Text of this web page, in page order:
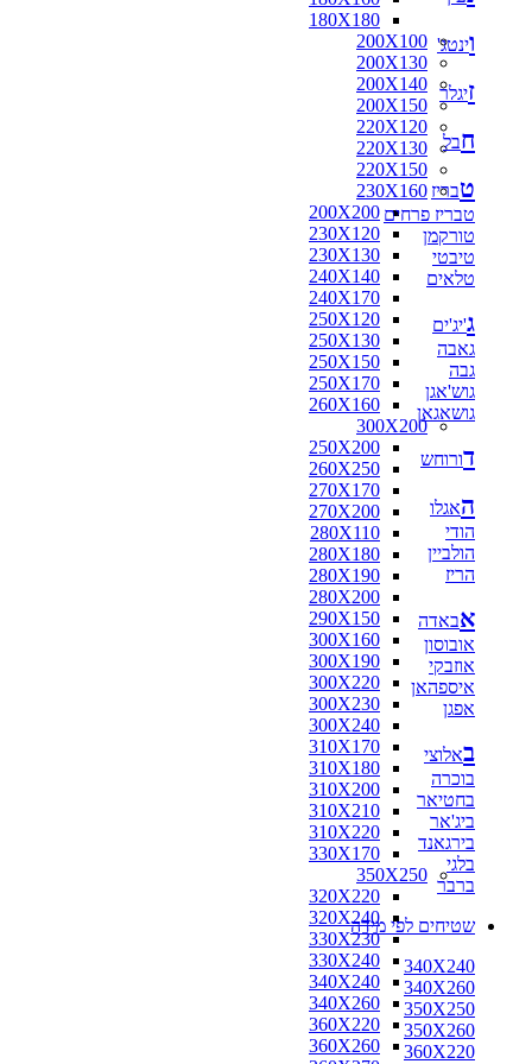
180X180
200X100
200X130
200X140
200X150
220X120
220X130
220X150
230X160
200X200
230X120
230X130
240X140
240X170
250X120
250X130
250X150
250X170
260X160
300X200
250X200
260X250
270X170
270X200
280X110
280X180
280X190
280X200
290X150
300X160
300X190
300X220
300X230
300X240
310X170
310X180
310X200
310X210
310X220
330X170
350X250
320X220
320X240
330X230
330X240
340X240
340X260
360X220
360X260
וינטג'
זיגלר
חבל
טבריז
טבריז פרחים
טורקמן
טיבטי
טלאים
ג'יג'ים
גאבה
גבה
גוש'אגן
גושאגאן
דורוחש
האגלו
הודי
הולביין
הריז
אבאדה
אובוסון
אוזבקי
איספהאן
אפגן
באלוצי
בוכרה
בחטיאר
ביג'אר
בירגאנד
בלגי
ברבר
שטיחים לפי מידה
340X240
340X260
350X250
350X260
360X220